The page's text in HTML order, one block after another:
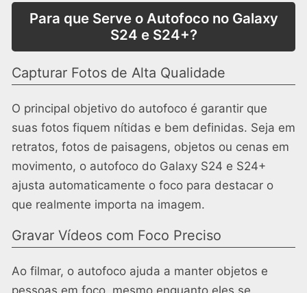
Para que Serve o Autofoco no Galaxy
S24 e S24+?
Capturar Fotos de Alta Qualidade
O principal objetivo do autofoco é garantir que
suas fotos fiquem nítidas e bem definidas. Seja em
retratos, fotos de paisagens, objetos ou cenas em
movimento, o autofoco do Galaxy S24 e S24+
ajusta automaticamente o foco para destacar o
que realmente importa na imagem.
Gravar Vídeos com Foco Preciso
Ao filmar, o autofoco ajuda a manter objetos e